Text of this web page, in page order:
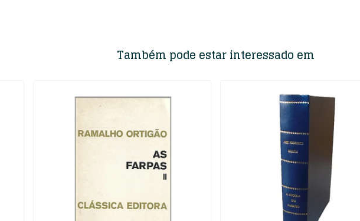
Também pode estar interessado em